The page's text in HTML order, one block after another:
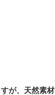
が、天然素